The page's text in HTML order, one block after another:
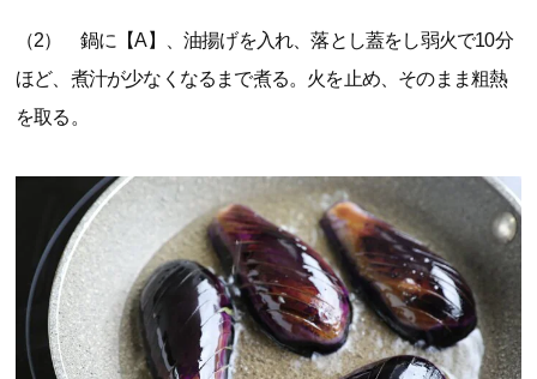
（2） 鍋に【A】、油揚げを入れ、落とし蓋をし弱火で10分
ほど、煮汁が少なくなるまで煮る。火を止め、そのまま粗熱
を取る。